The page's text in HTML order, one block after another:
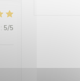
: 5/5